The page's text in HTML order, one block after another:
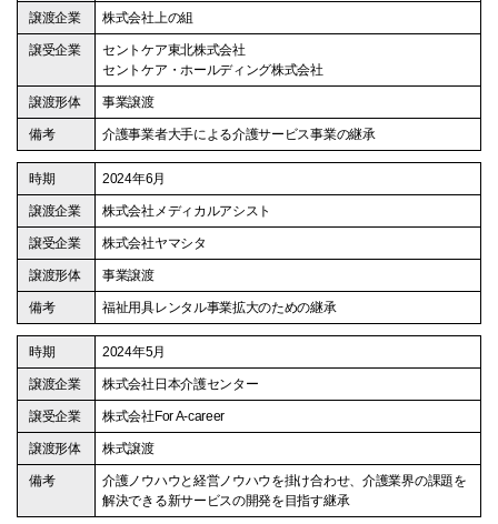
株式会社上の組
セントケア東北株式会社
セントケア・ホールディング株式会社
事業譲渡
介護事業者大手による介護サービス事業の継承
2024年6月
株式会社メディカルアシスト
株式会社ヤマシタ
事業譲渡
福祉用具レンタル事業拡大のための継承
2024年5月
株式会社日本介護センター
株式会社For A-career
株式譲渡
介護ノウハウと経営ノウハウを掛け合わせ、介護業界の課題を
解決できる新サービスの開発を目指す継承